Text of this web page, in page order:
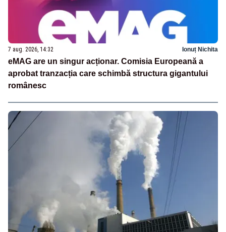
7 aug. 2026, 14:32 Ionuț Nichita
eMAG are un singur acționar. Comisia Europeană a
aprobat tranzacția care schimbă structura gigantului
românesc